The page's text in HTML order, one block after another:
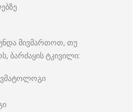
მივმართოთ, თუ
ბარძაყის ტკივილი: